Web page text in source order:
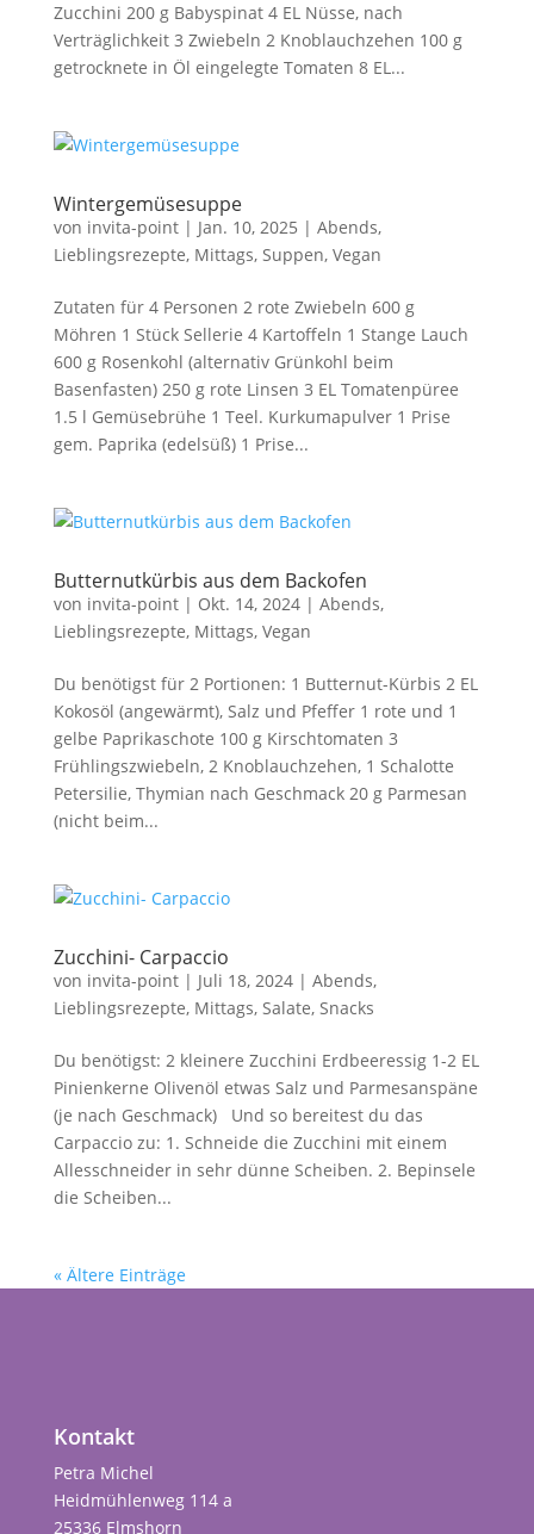
Zucchini 200 g Babyspinat 4 EL Nüsse, nach
Verträglichkeit 3 Zwiebeln 2 Knoblauchzehen 100 g
getrocknete in Öl eingelegte Tomaten 8 EL...
Wintergemüsesuppe
von invita-point| Jan. 10, 2025 | Abends,
Lieblingsrezepte, Mittags, Suppen, Vegan
Zutaten für 4 Personen 2 rote Zwiebeln 600 g
Möhren 1 Stück Sellerie 4 Kartoffeln 1 Stange Lauch
600 g Rosenkohl (alternativ Grünkohl beim
Basenfasten) 250 g rote Linsen 3 EL Tomatenpüree
1.5 l Gemüsebrühe 1 Teel. Kurkumapulver 1 Prise
gem. Paprika (edelsüß) 1 Prise...
Butternutkürbis aus dem Backofen
von invita-point| Okt. 14, 2024| Abends,
Lieblingsrezepte, Mittags, Vegan
Du benötigst für 2 Portionen: 1 Butternut-Kürbis 2 EL
Kokosöl (angewärmt), Salz und Pfeffer 1 rote und 1
gelbe Paprikaschote 100 g Kirschtomaten 3
Frühlingszwiebeln, 2 Knoblauchzehen, 1 Schalotte
Petersilie, Thymian nach Geschmack 20 g Parmesan
(nicht beim...
Zucchini- Carpaccio
von invita-point| Juli 18, 2024| Abends,
Lieblingsrezepte, Mittags, Salate, Snacks
Du benötigst: 2 kleinere Zucchini Erdbeeressig 1-2 EL
Pinienkerne Olivenöl etwas Salz und Parmesanspäne
(je nach Geschmack) Und so bereitest du das
Carpaccio zu: 1. Schneide die Zucchini mit einem
Allesschneider in sehr dünne Scheiben. 2. Bepinsele
die Scheiben...
« Ältere Einträge
Kontakt
Petra Michel
Heidmühlenweg 114 a
25336 Elmshorn